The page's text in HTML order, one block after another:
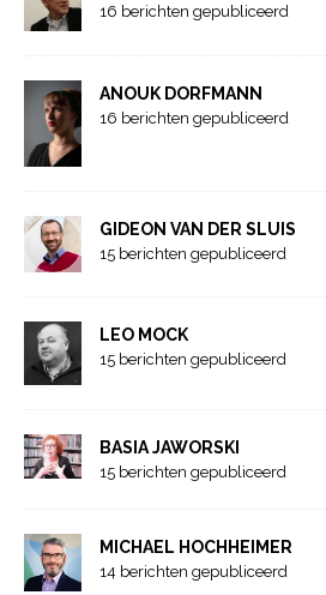
16 berichten gepubliceerd
ANOUK DORFMANN
16 berichten gepubliceerd
GIDEON VAN DER SLUIS
15 berichten gepubliceerd
LEO MOCK
15 berichten gepubliceerd
BASIA JAWORSKI
15 berichten gepubliceerd
MICHAEL HOCHHEIMER
14 berichten gepubliceerd